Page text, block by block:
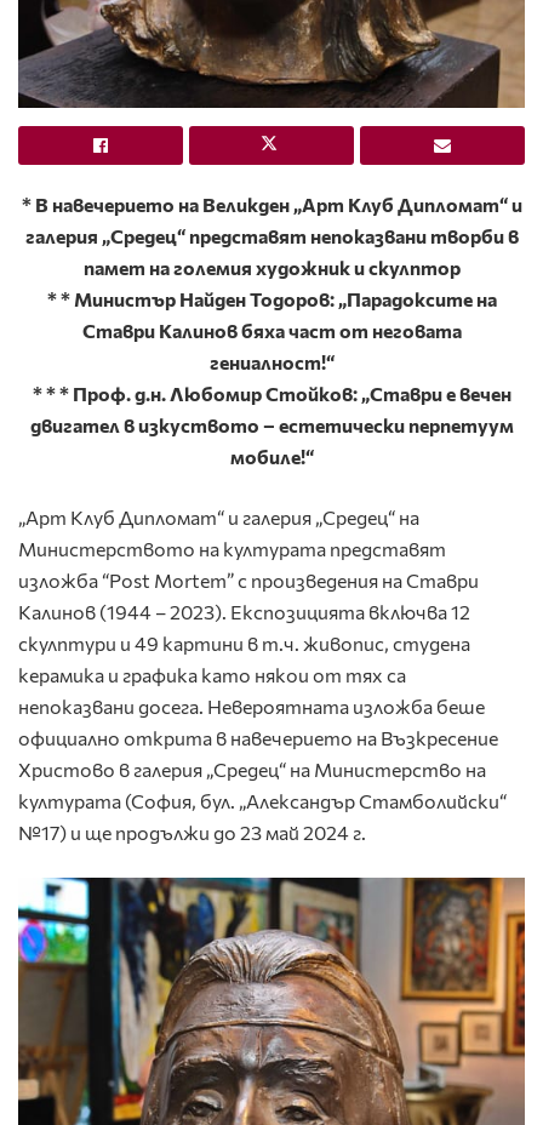
* В навечерието на Великден „Арт Клуб Дипломат“ и
галерия „Средец“ представят непоказвани творби в
памет на големия художник и скулптор
* * Министър Найден Тодоров: „Парадоксите на
Ставри Калинов бяха част от неговата
гениалност!“
* * * Проф. д.н. Любомир Стойков: „Ставри е вечен
двигател в изкуството – естетически перпетуум
мобиле!“
„Арт Клуб Дипломат“ и галерия „Средец“ на
Министерството на културата представят
изложба “Post Mortem” с произведения на Ставри
Калинов (1944 – 2023). Експозицията включва 12
скулптури и 49 картини в т.ч. живопис, студена
керамика и графика като някои от тях са
непоказвани досега. Невероятната изложба беше
официално открита в навечерието на Възкресение
Христово в галерия „Средец“ на Министерство на
културата (София, бул. „Александър Стамболийски“
№17) и ще продължи до 23 май 2024 г.